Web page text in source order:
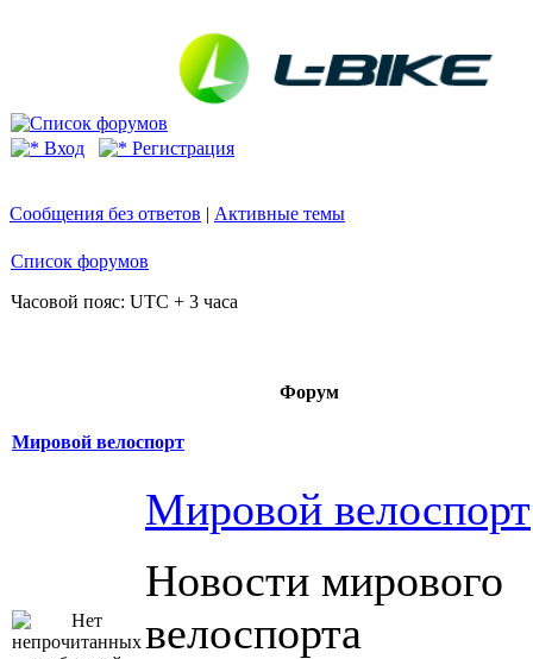
Вход Регистрация
Сообщения без ответов | Активные темы
Список форумов
Часовой пояс: UTC + 3 часа
Форум
Мировой велоспорт
Мировой велоспорт
Новости мирового
велоспорта